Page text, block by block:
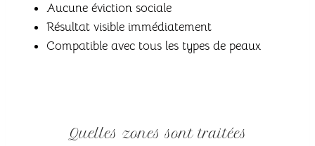
Aucune éviction sociale
Résultat visible immédiatement
Compatible avec tous les types de peaux
Quelles zones sont traitées